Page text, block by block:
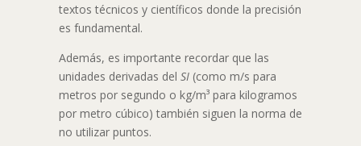
textos técnicos y científicos donde la precisión
es fundamental.
Además, es importante recordar que las
unidades derivadas del SI(como m/s para
metros por segundo o kg/m³ para kilogramos
por metro cúbico) también siguen la norma de
no utilizar puntos.